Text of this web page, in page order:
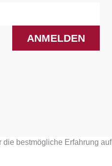
ANMELDEN
a
bestmögliche Erfahrung auf